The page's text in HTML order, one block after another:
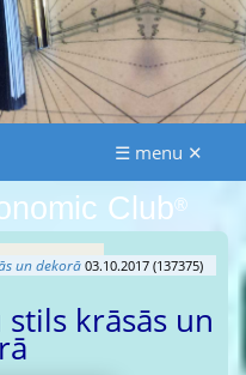
Club®
☰ menu ✕
un dekorā 03.10.2017 (137375)
krāsās un